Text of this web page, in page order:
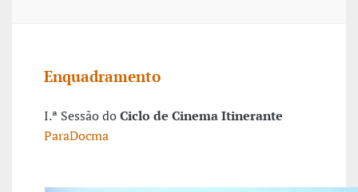
Enquadramento
I.ª Sessão doCiclo de Cinema Itinerante
ParaDocma